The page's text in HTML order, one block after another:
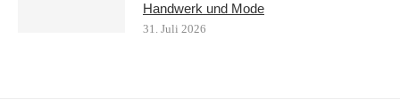
Handwerk und Mode
31. Juli 2026